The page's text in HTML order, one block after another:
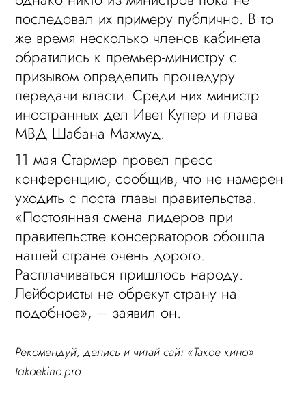
последовал их примеру публично. В то
же время несколько членов кабинета
обратились к премьер-министру с
призывом определить процедуру
передачи власти. Среди них министр
иностранных дел Ивет Купер и глава
МВД Шабана Махмуд.
11 мая Стармер провел пресс-
конференцию, сообщив, что не намерен
уходить с поста главы правительства.
«Постоянная смена лидеров при
правительстве консерваторов обошла
нашей стране очень дорого.
Расплачиваться пришлось народу.
Лейбористы не обрекут страну на
подобное», – заявил он.
Рекомендуй, делись и читай сайт «Такое кино» -
takoekino.pro